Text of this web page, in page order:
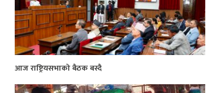
आज राष्ट्रियसभाको बैठक बस्दै